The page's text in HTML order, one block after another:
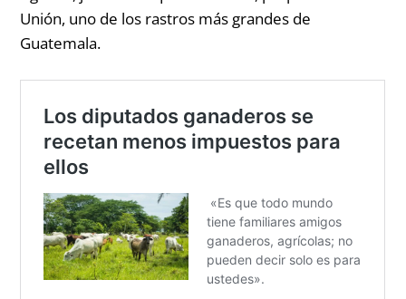
Unión, uno de los rastros más grandes de
Guatemala.